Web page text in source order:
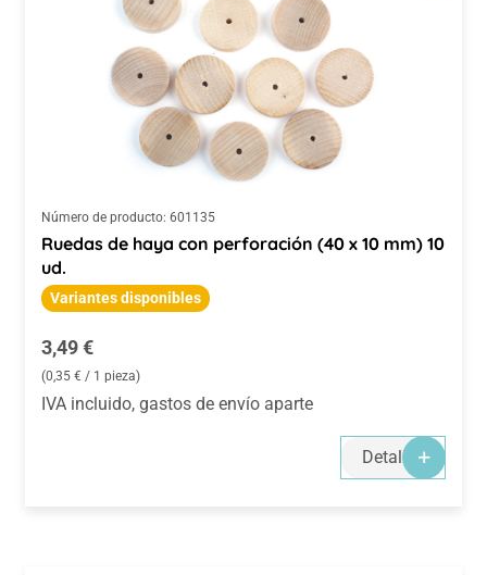
Número de producto: 601135
Ruedas de haya con perforación (40 x 10 mm) 10
ud.
Variantes disponibles
Precio normal:
3,49 €
(0,35 € / 1 pieza)
IVA incluido, gastos de envío aparte
Detalles